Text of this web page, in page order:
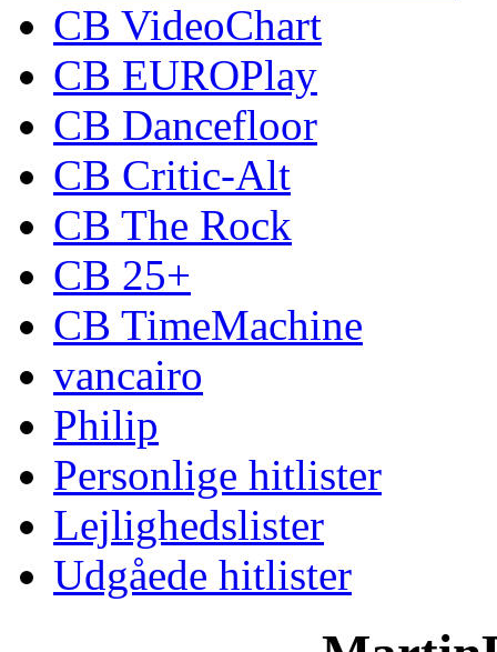
CB VideoChart
CB EUROPlay
CB Dancefloor
CB Critic-Alt
CB The Rock
CB 25+
CB TimeMachine
vancairo
Philip
Personlige hitlister
Lejlighedslister
Udgåede hitlister